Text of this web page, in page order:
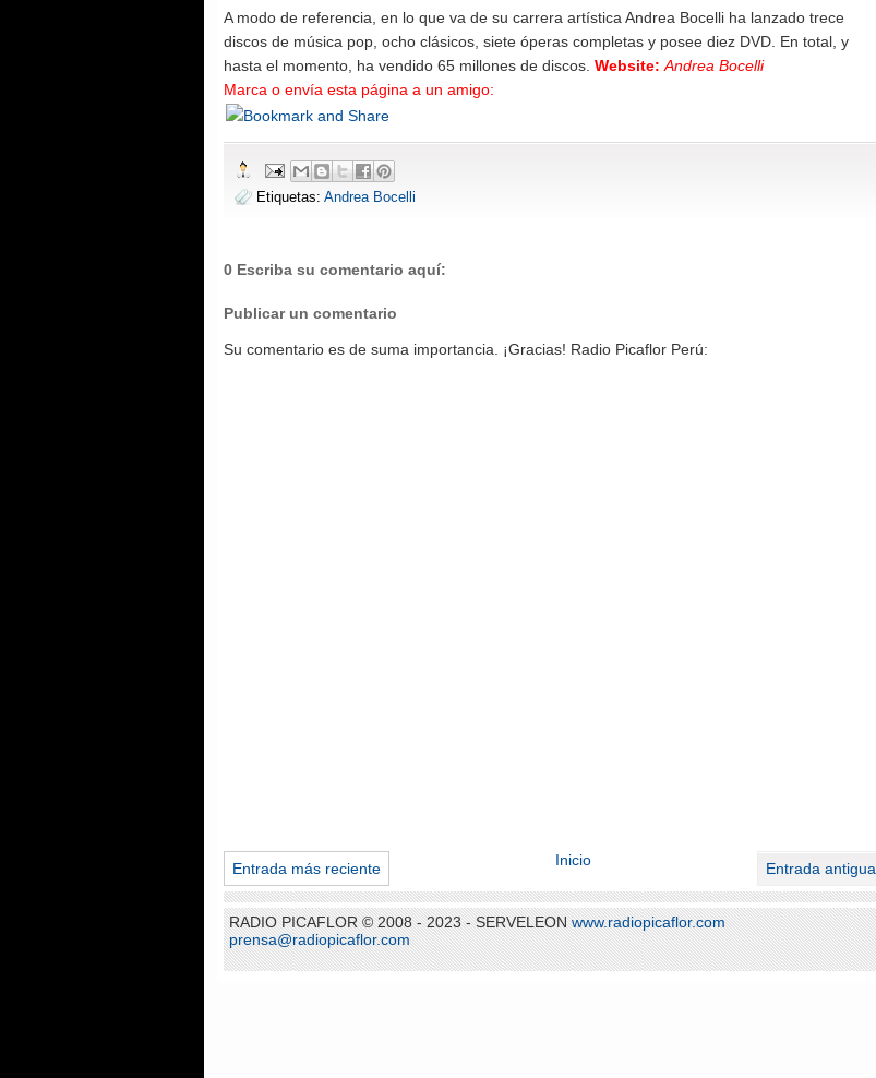
A modo de referencia, en lo que va de su carrera artística Andrea Bocelli ha lanzado trece
discos de música pop, ocho clásicos, siete óperas completas y posee diez DVD. En total, y
hasta el momento, ha vendido 65 millones de discos. Website: Andrea Bocelli
Marca o envía esta página a un amigo:
Etiquetas: Andrea Bocelli
0 Escriba su comentario aquí:
Publicar un comentario
Su comentario es de suma importancia. ¡Gracias! Radio Picaflor Perú:
Entrada más reciente Entrada antigua
Inicio
RADIO PICAFLOR © 2008 - 2023 - SERVELEONwww.radiopicaflor.com
prensa@radiopicaflor.com